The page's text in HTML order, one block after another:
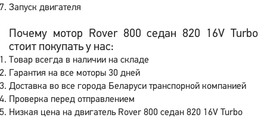
Запуск двигателя
Почему мотор Rover 800 седан 820 16V Turbo
стоит покупать у нас:
Товар всегда в наличии на складе
Гарантия на все моторы 30 дней
Доставка во все города Беларуси транспорной компанией
Проверка перед отправлением
Низкая цена на двигатель Rover 800 седан 820 16V Turbo